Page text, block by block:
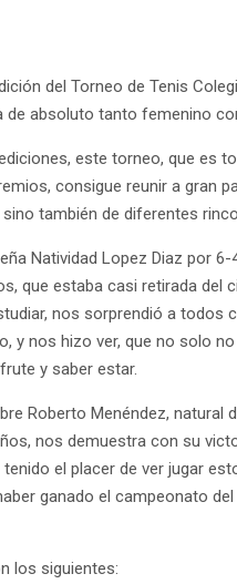
del Torneo de Tenis
absoluto tanto femenino
este torneo, que es
consigue reunir a gran
también de diferentes
Natividad Lopez Diaz por
que estaba casi retirada del
nos sorprendió a todos
y nos hizo ver, que no solo
y saber estar.
Roberto Menéndez, natural
nos demuestra con su
el placer de ver jugar
ganado el campeonato
los siguientes: